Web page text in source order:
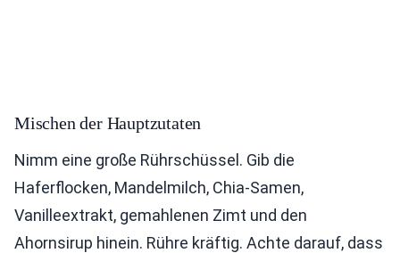
Mischen der Hauptzutaten
Nimm eine große Rührschüssel. Gib die
Haferflocken, Mandelmilch, Chia-Samen,
Vanilleextrakt, gemahlenen Zimt und den
Ahornsirup hinein. Rühre kräftig. Achte darauf, dass